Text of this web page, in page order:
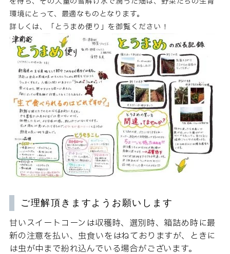
環境にとって、最適なものとなります。
詳しくは、「とうまめ便り」を御覧ください！
ご理解頂きますようお願いします
甘いスイートコーンは収穫時、選別時、箱詰め時に最
新の注意を払い、虫食いをはねておりますが、ときに
は虫が中まで紛れ込んでいる場合がございます。